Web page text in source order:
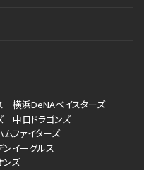
横浜DeNAベイスターズ
中日ドラゴンズ
ファイターズ
イーグルス
ンズ